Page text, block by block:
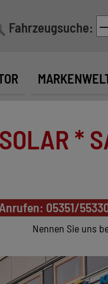
Fahrzeugsuche:
*
Anrufen: 05351/
Nennen Sie uns